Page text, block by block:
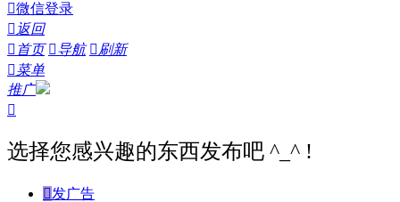
微信登录
 返回
 首页 导航 刷新
菜单
推广

选择您感兴趣的东西发布吧 ^_^ !
发广告